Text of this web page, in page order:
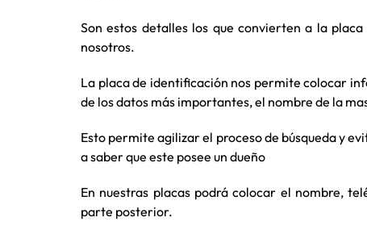
Son estos detalles los que convierten a la
nosotros.
La placa de identificación nos permite colocar
de los datos más importantes, el nombre de la
Esto permite agilizar el proceso de búsqueda y
a saber que este posee un dueño
En nuestras placas podrá colocar el nombre,
parte posterior.